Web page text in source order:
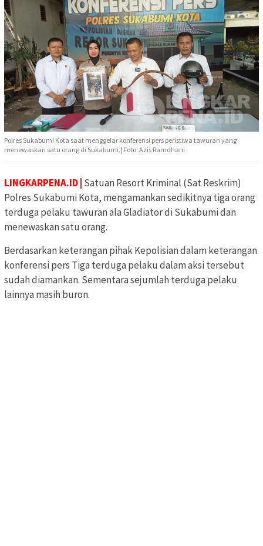
Polres Sukabumi Kota saat menggelar konferensi pers peristiwa tawuran yang
menewaskan satu orang di Sukabumi.| Foto: Azis Ramdhani
LINGKARPENA.ID | Satuan Resort Kriminal (Sat Reskrim)
Polres Sukabumi Kota, mengamankan sedikitnya tiga orang
terduga pelaku tawuran ala Gladiator di Sukabumi dan
menewaskan satu orang.
Berdasarkan keterangan pihak Kepolisian dalam keterangan
konferensi pers Tiga terduga pelaku dalam aksi tersebut
sudah diamankan. Sementara sejumlah terduga pelaku
lainnya masih buron.